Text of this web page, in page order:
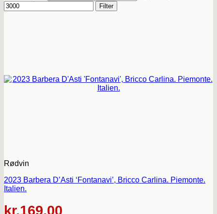
Filter
Rødvin
2023 Barbera D’Asti ‘Fontanavi’, Bricco Carlina. Piemonte.
Italien.
kr.169,00